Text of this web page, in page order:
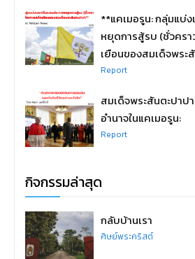
**แคเมอรูน: กลุ่มแบ่
หยุดการสู้รบ (ชั่วครา
เยือนของสมเด็จพระ
Report
สมเด็จพระสันตะปาป
อำนาจในแคเมอรูน:
Report
กิจกรรมล่าสุด
กลับบ้านเรา
ศิษย์พระคริสต์